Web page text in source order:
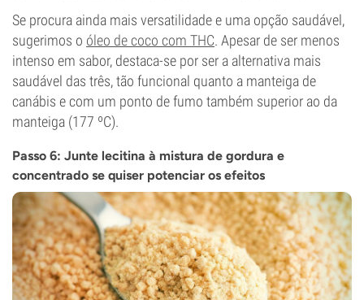
Se procura ainda mais versatilidade e uma opção saudável,
sugerimos o óleo de coco com THC. Apesar de ser menos
intenso em sabor, destaca-se por ser a alternativa mais
saudável das três, tão funcional quanto a manteiga de
canábis e com um ponto de fumo também superior ao da
manteiga (177 ºC).
Passo 6: Junte lecitina à mistura de gordura e
concentrado se quiser potenciar os efeitos